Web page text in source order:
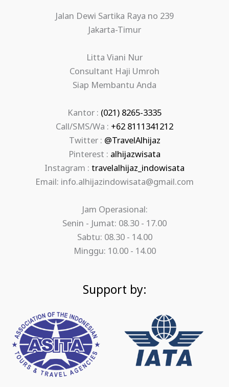
Jalan Dewi Sartika Raya no 239
Jakarta-Timur
Litta Viani Nur
Consultant Haji Umroh
Siap Membantu Anda
Kantor : (021) 8265-3335
Call/SMS/Wa : +62 8111341212
Twitter : @TravelAlhijaz
Pinterest : alhijazwisata
Instagram : travelalhijaz_indowisata
Email: info.alhijazindowisata@gmail.com
Jam Operasional:
Senin - Jumat: 08.30 - 17.00
Sabtu: 08.30 - 14.00
Minggu: 10.00 - 14.00
Support by: